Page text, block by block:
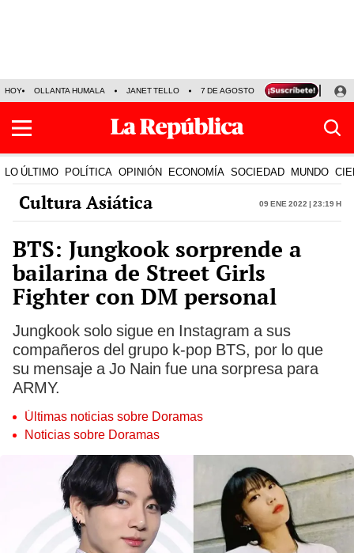
HOY OLLANTA HUMALA JANET TELLO 7 DE AGOSTO TINKA RESULTADOS
LO ÚLTIMO POLÍTICA OPINIÓN ECONOMÍA SOCIEDAD MUNDO
Cultura Asiática 09 Ene 2022 | 23:19 h
BTS: Jungkook sorprende a
bailarina de Street Girls
Fighter con DM personal
Jungkook solo sigue en Instagram a sus
compañeros del grupo k-pop BTS, por lo que
su mensaje a Jo Nain fue una sorpresa para
ARMY.
Últimas noticias sobre Doramas
Noticias sobre Doramas